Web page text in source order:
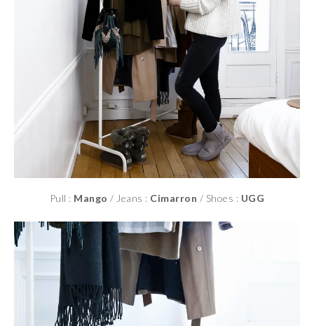
Pull : Mango / Jeans : Cimarron / Shoes : UGG